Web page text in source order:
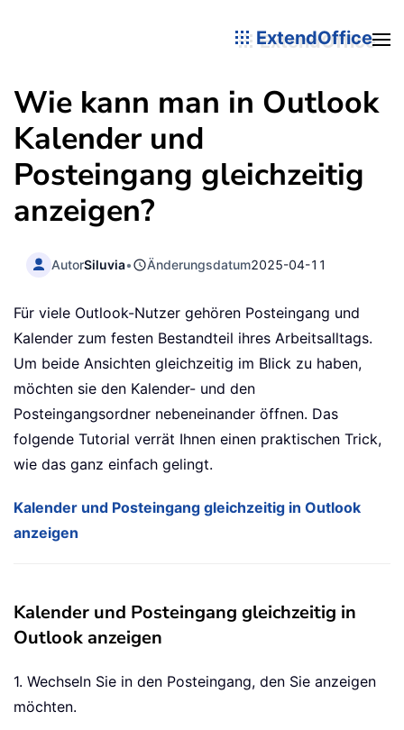
ExtendOffice
Wie kann man in Outlook
Kalender und
Posteingang gleichzeitig
anzeigen?
AutorSiluvia• Änderungsdatum2025-04-11
Für viele Outlook-Nutzer gehören Posteingang und
Kalender zum festen Bestandteil ihres Arbeitsalltags.
Um beide Ansichten gleichzeitig im Blick zu haben,
möchten sie den Kalender- und den
Posteingangsordner nebeneinander öffnen. Das
folgende Tutorial verrät Ihnen einen praktischen Trick,
wie das ganz einfach gelingt.
Kalender und Posteingang gleichzeitig in Outlook
anzeigen
Kalender und Posteingang gleichzeitig in
Outlook anzeigen
1. Wechseln Sie in den Posteingang, den Sie anzeigen
möchten.